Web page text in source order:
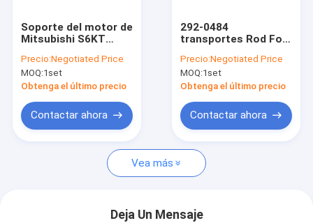
Contacto
Solicitar una cotización
Soporte del motor de
Mitsubishi S6KT
Precio:Negotiated Price
MOQ:1set
Obtenga el último precio
Contactar ahora
292-0484
transportes Rod For
Precio:Negotiated Price
MOQ:1set
Obtenga el último precio
Contactar ahora
Vea más
Deja Un Mensaje